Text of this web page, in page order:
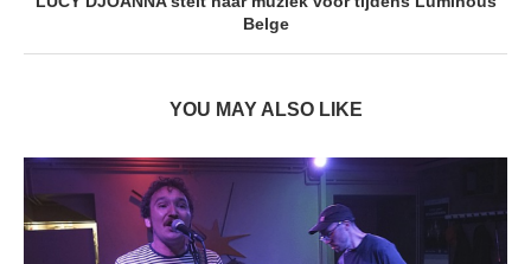
Belge
YOU MAY ALSO LIKE